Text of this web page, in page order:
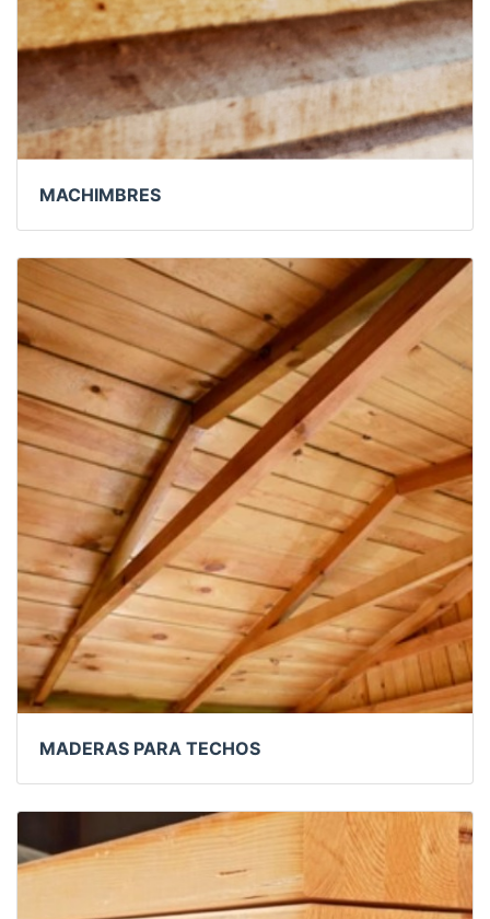
MACHIMBRES
MADERAS PARA TECHOS